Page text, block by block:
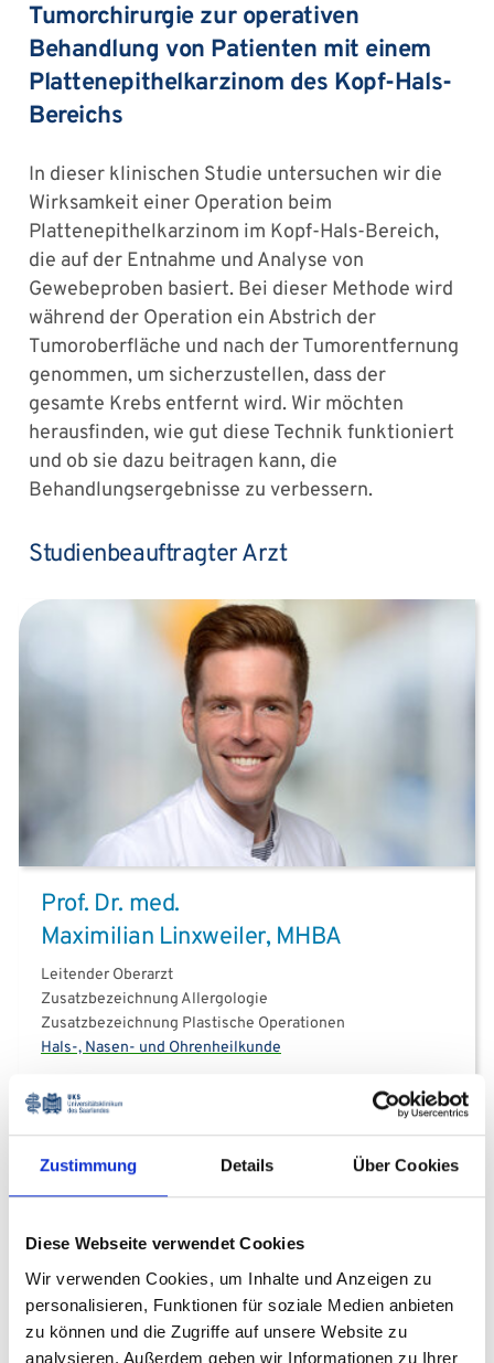
Zustimmung Details Über Cookies
Diese Webseite verwendet Cookies
Wir verwenden Cookies, um Inhalte und Anzeigen zu
personalisieren, Funktionen für soziale Medien anbieten
zu können und die Zugriffe auf unsere Website zu
analysieren. Außerdem geben wir Informationen zu Ihrer
Tumorchirurgie zur operativen
Behandlung von Patienten mit einem
Plattenepithelkarzinom des Kopf-Hals-
Bereichs
In dieser klinischen Studie untersuchen wir die
Wirksamkeit einer Operation beim
Plattenepithelkarzinom im Kopf-Hals-Bereich,
die auf der Entnahme und Analyse von
Gewebeproben basiert. Bei dieser Methode wird
während der Operation ein Abstrich der
Tumoroberfläche und nach der Tumorentfernung
genommen, um sicherzustellen, dass der
gesamte Krebs entfernt wird. Wir möchten
herausfinden, wie gut diese Technik funktioniert
und ob sie dazu beitragen kann, die
Behandlungsergebnisse zu verbessern.
Studienbeauftragter Arzt
Prof. Dr. med.
Maximilian Linxweiler, MHBA
Leitender Oberarzt
Zusatzbezeichnung Allergologie
Zusatzbezeichnung Plastische Operationen
Hals-, Nasen- und Ohrenheilkunde
+49 6841 16 - 22997